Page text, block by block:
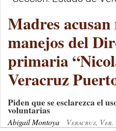
Madres acusan
manejos del
primaria
Veracruz
Piden que se esclarezca el
voluntarias
Abigail Montoya Veracruz, Ver.